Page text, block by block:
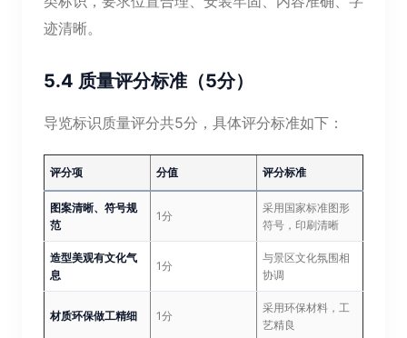
迹清晰。
5.4 质量评分标准（5分）
导览标识质量评分共5分，具体评分标准如下：
评分项 分值 评分标准
图案清晰、符号规
范
1分
采用国家标准图形
符号，印刷清晰
造型美观有文化气
息
1分
与景区文化氛围相
协调
材质环保做工精细 1分
采用环保材料，工
艺精良